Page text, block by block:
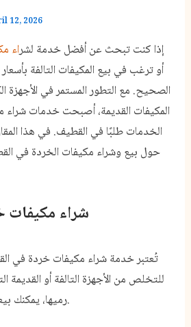
12, 2026
إذا كنت تبحث عن أفضل خدمة لشراء
أو ترغب في بيع المكيفات التالفة
الصحيح. مع التطور المستمر في الأجهزة
المكيفات القديمة، أصبحت خدمات شراء
الخدمات طلبًا في القطيف. في هذا
حول بيع وشراء مكيفات الخردة في
شراء مكيفات
تُعتبر خدمة شراء مكيفات خردة في
للتخلص من الأجهزة التالفة أو القديمة
رميها، يمكنك بيعها والاستفادة منها ماديًا.